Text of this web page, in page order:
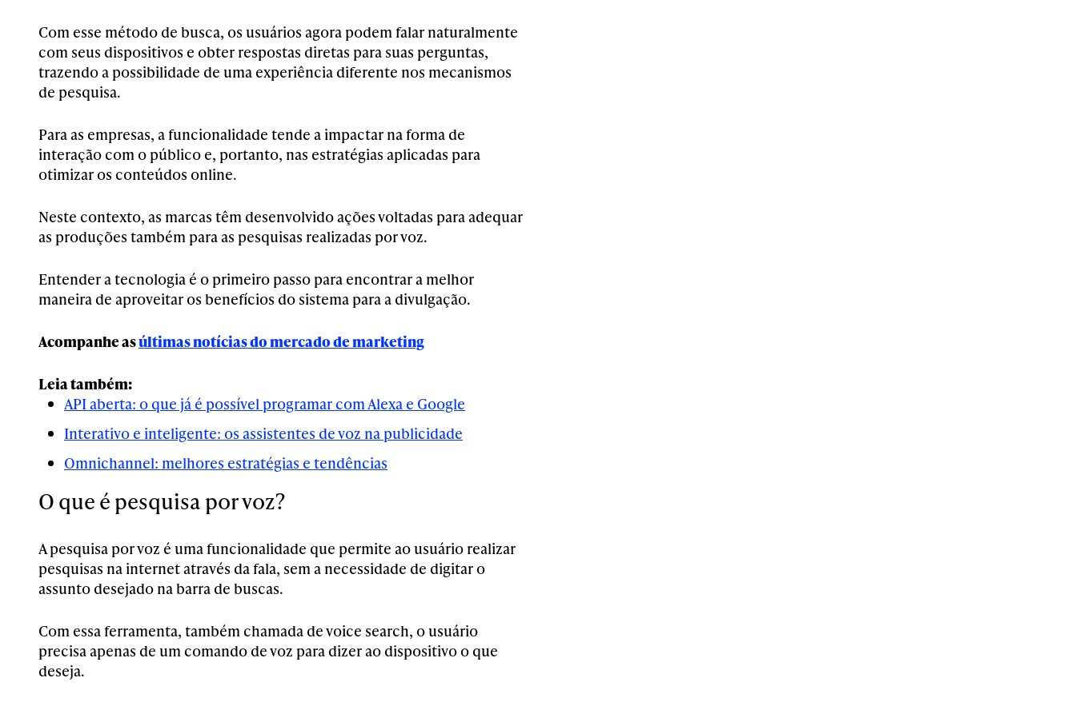
Com esse método de busca, os usuários agora podem falar naturalmente
com seus dispositivos e obter respostas diretas para suas perguntas,
trazendo a possibilidade de uma experiência diferente nos mecanismos
de pesquisa.
Para as empresas, a funcionalidade tende a impactar na forma de
interação com o público e, portanto, nas estratégias aplicadas para
otimizar os conteúdos online.
Neste contexto, as marcas têm desenvolvido ações voltadas para adequar
as produções também para as pesquisas realizadas por voz.
Entender a tecnologia é o primeiro passo para encontrar a melhor
maneira de aproveitar os benefícios do sistema para a divulgação.
Acompanhe asúltimas notícias do mercado de marketing
Leia também:
API aberta: o que já é possível programar com Alexa e Google
Interativo e inteligente: os assistentes de voz na publicidade
Omnichannel: melhores estratégias e tendências
O que é pesquisa por voz?
A pesquisa por voz é uma funcionalidade que permite ao usuário realizar
pesquisas na internet através da fala, sem a necessidade de digitar o
assunto desejado na barra de buscas.
Com essa ferramenta, também chamada de voice search, o usuário
precisa apenas de um comando de voz para dizer ao dispositivo o que
deseja.